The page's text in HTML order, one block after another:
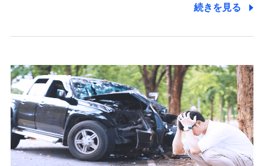
をお送りするため
分析するため
当社の対応品質向上やお問い合わせ内容の正確な把握のため
個人情報保護管理者の職名、連絡先
株式会社ドコモ・インシュアランス 営業部長
〒103-0013 東京都中央区日本橋人形町2-14-10 アーバン
ネット日本橋ビル 3F
株式会社ドコモ・インシュアランス
続きを見る